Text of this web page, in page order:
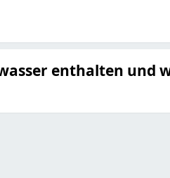
enthalten und